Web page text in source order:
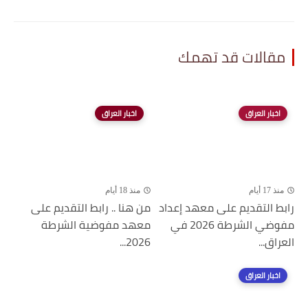
مقالات قد تهمك
اخبار العراق
منذ 17 أيام
رابط التقديم على معهد إعداد
مفوضي الشرطة 2026 في
العراق...
اخبار العراق
منذ 18 أيام
من هنا .. رابط التقديم على
معهد مفوضية الشرطة
2026...
اخبار العراق